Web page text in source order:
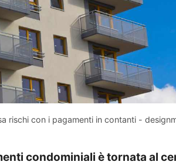
rischi con i pagamenti in contanti -
condominiali è tornata al